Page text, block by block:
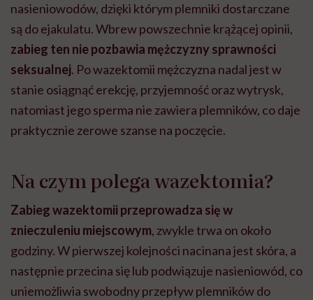
nasieniowodów, dzięki którym plemniki dostarczane
są do ejakulatu. Wbrew powszechnie krążącej opinii,
zabieg ten nie pozbawia mężczyzny sprawności
seksualnej. Po wazektomii mężczyzna nadal jest w
stanie osiągnąć erekcję, przyjemność oraz wytrysk,
natomiast jego sperma nie zawiera plemników, co daje
praktycznie zerowe szanse na poczęcie.
Na czym polega wazektomia?
Zabieg wazektomii przeprowadza się w
znieczuleniu miejscowym, zwykle trwa on około
godziny. W pierwszej kolejności nacinana jest skóra, a
następnie przecina się lub podwiązuje nasieniowód, co
uniemożliwia swobodny przepływ plemników do